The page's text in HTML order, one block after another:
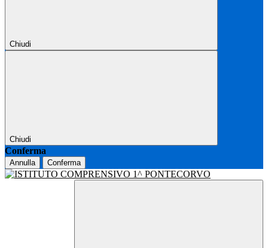
Chiudi
Chiudi
Conferma
Annulla Conferma